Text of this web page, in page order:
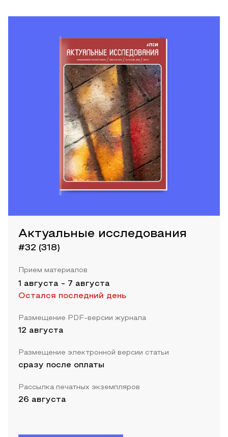
Актуальные исследования
#32 (318)
Прием материалов
1 августа - 7 августа
Остался последний день
Размещение PDF-версии журнала
12 августа
Размещение электронной версии статьи
сразу после оплаты
Рассылка печатных экземпляров
26 августа